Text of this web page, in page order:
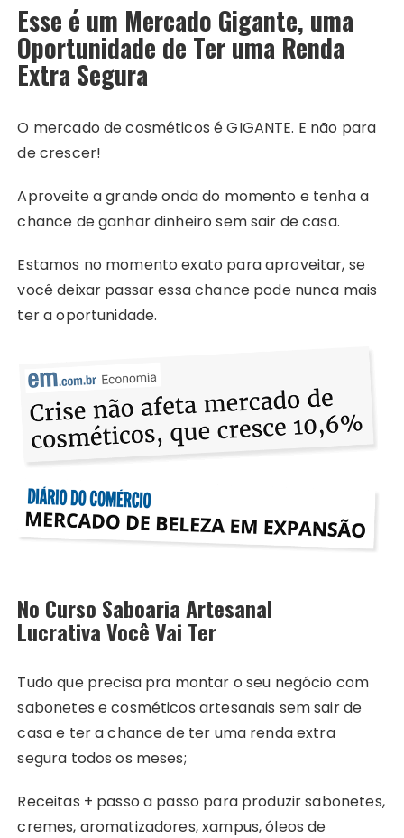
Esse é um Mercado Gigante, uma
Oportunidade de Ter uma Renda
Extra Segura
O mercado de cosméticos é GIGANTE. E não para
de crescer!
Aproveite a grande onda do momento e tenha a
chance de ganhar dinheiro sem sair de casa.
Estamos no momento exato para aproveitar, se
você deixar passar essa chance pode nunca mais
ter a oportunidade.
No Curso Saboaria Artesanal
Lucrativa Você Vai Ter
Tudo que precisa pra montar o seu negócio com
sabonetes e cosméticos artesanais sem sair de
casa e ter a chance de ter uma renda extra
segura todos os meses;
Receitas + passo a passo para produzir sabonetes,
cremes, aromatizadores, xampus, óleos de